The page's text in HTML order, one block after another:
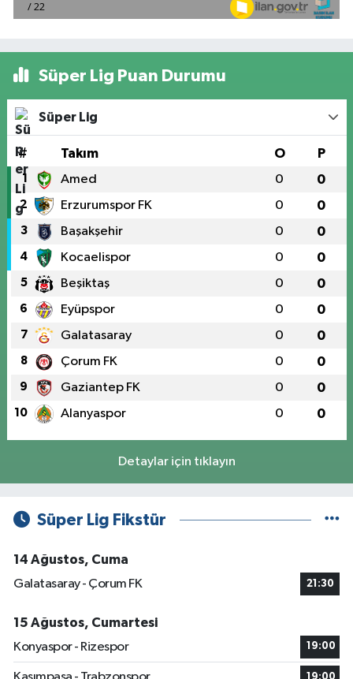
Süper Lig Puan Durumu
Süper Lig
# Takım O P
1 Amed 0 0
2 Erzurumspor FK 0 0
3 Başakşehir 0 0
4 Kocaelispor 0 0
5 Beşiktaş 0 0
6 Eyüpspor 0 0
7 Galatasaray 0 0
8 Çorum FK 0 0
9 Gaziantep FK 0 0
10 Alanyaspor 0 0
Detaylar için tıklayın
Süper Lig Fikstür
14 Ağustos, Cuma
Galatasaray - Çorum FK
21:30
15 Ağustos, Cumartesi
Konyaspor - Rizespor
19:00
19:00